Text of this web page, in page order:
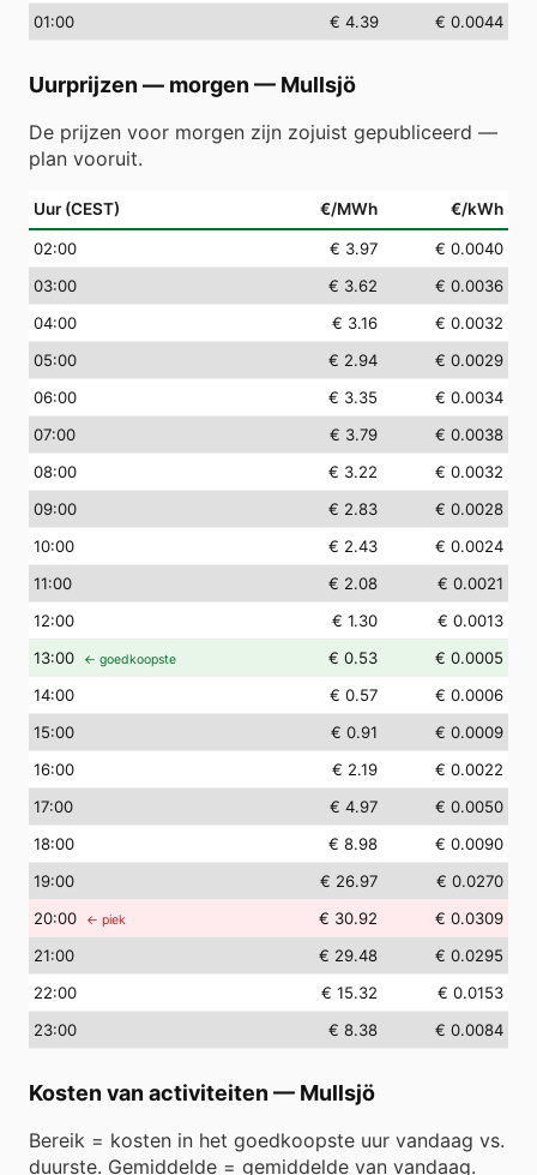
01:00 € 4.39 € 0.0044
Uurprijzen — morgen — Mullsjö
De prijzen voor morgen zijn zojuist gepubliceerd —
plan vooruit.
Uur (CEST) €/MWh €/kWh
02:00 € 3.97
€ 0.0040
03:00 € 3.62
€ 0.0036
04:00 € 3.16
€ 0.0032
05:00 € 2.94
€ 0.0029
06:00 € 3.35
€ 0.0034
07:00 € 3.79
€ 0.0038
08:00 € 3.22
€ 0.0032
09:00 € 2.83
€ 0.0028
10:00 € 2.43
€ 0.0024
11:00 € 2.08
€ 0.0021
12:00 € 1.30
€ 0.0013
13:00 ← goedkoopste € 0.53
€ 0.0005
14:00 € 0.57
€ 0.0006
15:00 € 0.91
€ 0.0009
16:00 € 2.19
€ 0.0022
17:00 € 4.97
€ 0.0050
18:00 € 8.98
€ 0.0090
19:00 € 26.97
€ 0.0270
20:00 ← piek € 30.92
€ 0.0309
21:00 € 29.48
€ 0.0295
22:00 € 15.32
€ 0.0153
23:00 € 8.38 € 0.0084
Kosten van activiteiten — Mullsjö
Bereik = kosten in het goedkoopste uur vandaag vs.
duurste. Gemiddelde = gemiddelde van vandaag.